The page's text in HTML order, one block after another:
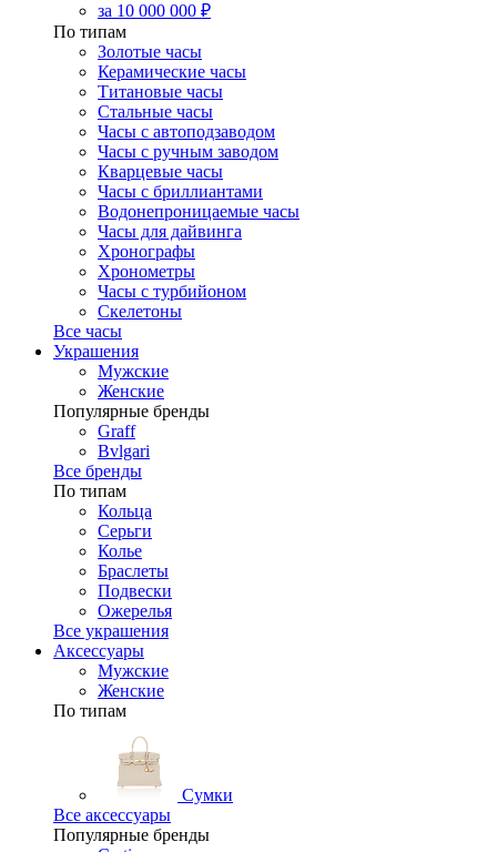
за 10 000 000 ₽
По типам
Золотые часы
Керамические часы
Титановые часы
Стальные часы
Часы с автоподзаводом
Часы с ручным заводом
Кварцевые часы
Часы с бриллиантами
Водонепроницаемые часы
Часы для дайвинга
Хронографы
Хронометры
Часы с турбийоном
Скелетоны
Все часы
Украшения
Мужские
Женские
Популярные бренды
Graff
Bvlgari
Все бренды
По типам
Кольца
Серьги
Колье
Браслеты
Подвески
Ожерелья
Все украшения
Аксессуары
Мужские
Женские
По типам
Сумки
Все аксессуары
Популярные бренды